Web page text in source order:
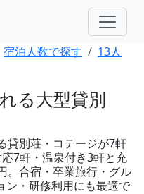
宿泊人数で探す
13人
る大型貸別
貸別荘・コテージが7軒
7軒・温泉付き3軒と充
。合宿・卒業旅行・グル
ン・研修利用にも最適で